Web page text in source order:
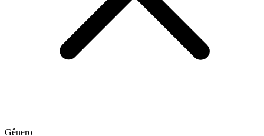
Gênero